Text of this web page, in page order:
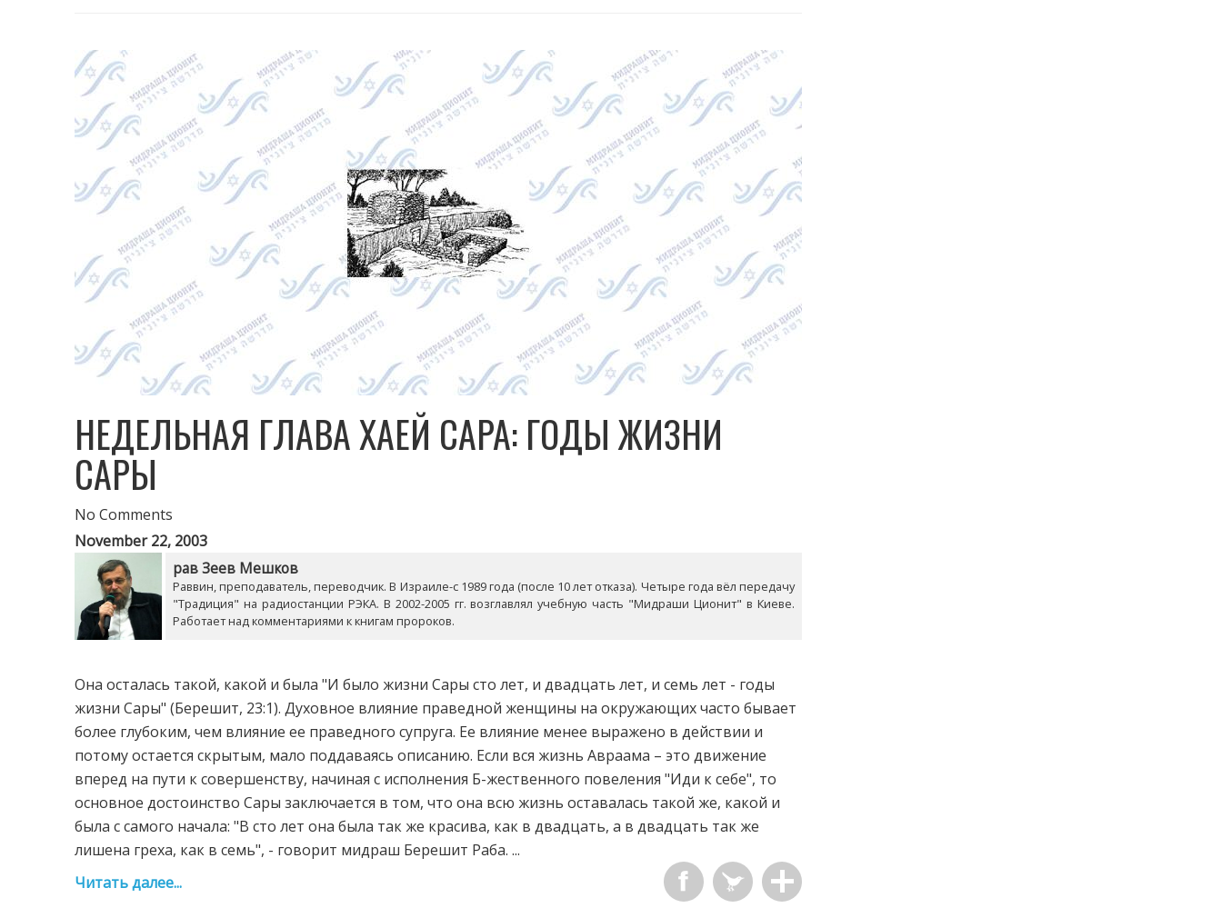
НЕДЕЛЬНАЯ ГЛАВА ХАЕЙ САРА: ГОДЫ ЖИЗНИ
САРЫ
No Comments
November 22, 2003
рав Зеев Мешков
Раввин, преподаватель, переводчик. В Израиле-с 1989 года (после 10 лет отказа). Четыре года вёл передачу
"Традиция" на радиостанции РЭКА. В 2002-2005 гг. возглавлял учебную часть "Мидраши Ционит" в Киеве.
Работает над комментариями к книгам пророков.
Она осталась такой, какой и была "И было жизни Сары сто лет, и двадцать лет, и семь лет - годы
жизни Сары" (Берешит, 23:1). Духовное влияние праведной женщины на окружающих часто бывает
более глубоким, чем влияние ее праведного супруга. Ее влияние менее выражено в действии и
потому остается скрытым, мало поддаваясь описанию. Если вся жизнь Авраама – это движение
вперед на пути к совершенству, начиная с исполнения Б-жественного повеления "Иди к себе", то
основное достоинство Сары заключается в том, что она всю жизнь оставалась такой же, какой и
была с самого начала: "В сто лет она была так же красива, как в двадцать, а в двадцать так же
лишена греха, как в семь", - говорит мидраш Берешит Раба. ...
Читать далее...